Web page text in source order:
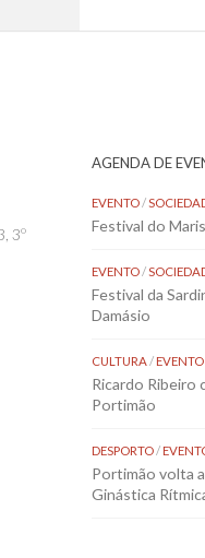
3º
AGENDA DE
EVENTO/
Festival do
EVENTO/
Festival da
Damásio
CULTURA/EVENTO
Ricardo Ribeiro
Portimão
DESPORTO/
Portimão volta
Ginástica